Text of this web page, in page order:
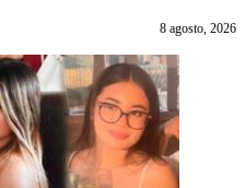
8 agosto, 2026